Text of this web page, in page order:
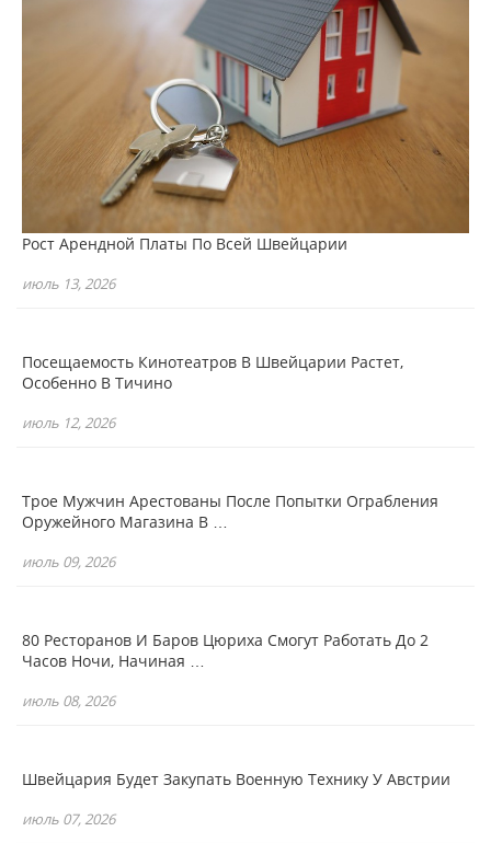
Рост Арендной Платы По Всей Швейцарии
июль 13, 2026
Посещаемость Кинотеатров В Швейцарии Растет,
Особенно В Тичино
июль 12, 2026
Трое Мужчин Арестованы После Попытки Ограбления
Оружейного Магазина В …
июль 09, 2026
80 Ресторанов И Баров Цюриха Смогут Работать До 2
Часов Ночи, Начиная …
июль 08, 2026
Швейцария Будет Закупать Военную Технику У Австрии
июль 07, 2026